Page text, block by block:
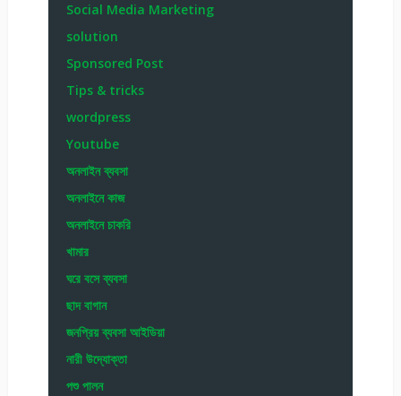
Social Media Marketing
solution
Sponsored Post
Tips & tricks
wordpress
Youtube
অনলাইন ব্যবসা
অনলাইনে কাজ
অনলাইনে চাকরি
খামার
ঘরে বসে ব্যবসা
ছাদ বাগান
জনপ্রিয় ব্যবসা আইডিয়া
নারী উদ্যোক্তা
পশু পালন